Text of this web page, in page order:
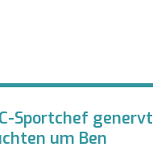
Sportchef genervt
um Ben